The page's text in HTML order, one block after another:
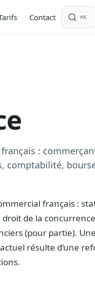
Contact ⌘K
:
comptabilité,
français :
de la
(pour partie).
résulte d’une